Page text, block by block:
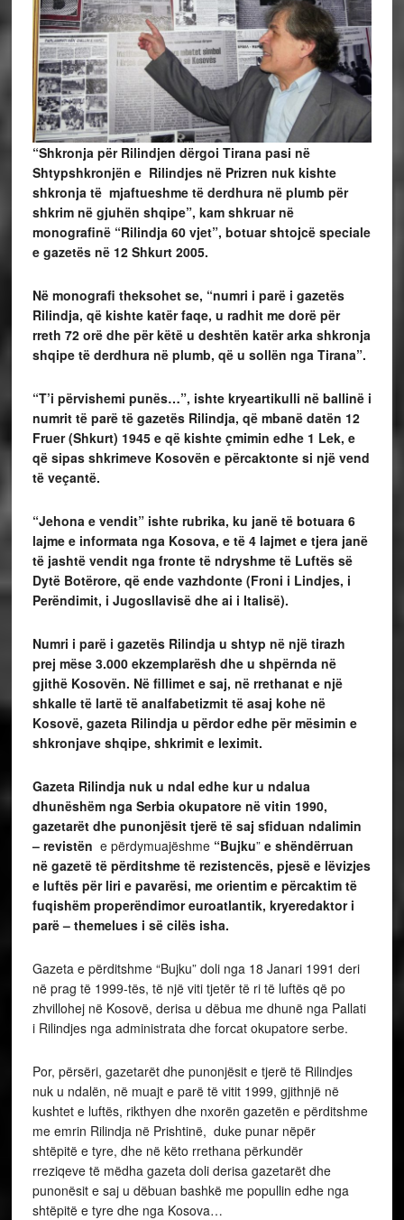
“Shkronja për Rilindjen dërgoi Tirana pasi në
Shtypshkronjën e Rilindjes në Prizren nuk kishte
shkronja të mjaftueshme të derdhura në plumb për
shkrim në gjuhën shqipe”, kam shkruar në
monografinë “Rilindja 60 vjet”, botuar shtojcë speciale
e gazetës në 12 Shkurt 2005.
Në monografi theksohet se, “numri i parë i gazetës
Rilindja, që kishte katër faqe, u radhit me dorë për
rreth 72 orë dhe për këtë u deshtën katër arka shkronja
shqipe të derdhura në plumb, që u sollën nga Tirana”.
“T’i përvishemi punës…”, ishte kryeartikulli në ballinë i
numrit të parë të gazetës Rilindja, që mbanë datën 12
Fruer (Shkurt) 1945 e që kishte çmimin edhe 1 Lek, e
që sipas shkrimeve Kosovën e përcaktonte si një vend
të veçantë.
“Jehona e vendit” ishte rubrika, ku janë të botuara 6
lajme e informata nga Kosova, e të 4 lajmet e tjera janë
të jashtë vendit nga fronte të ndryshme të Luftës së
Dytë Botërore, që ende vazhdonte (Froni i Lindjes, i
Perëndimit, i Jugosllavisë dhe ai i Italisë).
Numri i parë i gazetës Rilindja u shtyp në një tirazh
prej mëse 3.000 ekzemplarësh dhe u shpërnda në
gjithë Kosovën. Në fillimet e saj, në rrethanat e një
shkalle të lartë të analfabetizmit të asaj kohe në
Kosovë, gazeta Rilindja u përdor edhe për mësimin e
shkronjave shqipe, shkrimit e leximit.
Gazeta Rilindja nuk u ndal edhe kur u ndalua
dhunëshëm nga Serbia okupatore në vitin 1990,
gazetarët dhe punonjësit tjerë të saj sfiduan ndalimin
– revistën e përdymuajëshme “Bujku”e shëndërruan
në gazetë të përditshme të rezistencës, pjesë e lëvizjes
e luftës për liri e pavarësi, me orientim e përcaktim të
fuqishëm properëndimor euroatlantik, kryeredaktor i
parë – themelues i së cilës isha.
Gazeta e përditshme “Bujku” doli nga 18 Janari 1991 deri
në prag të 1999-tës, të një viti tjetër të ri të luftës që po
zhvillohej në Kosovë, derisa u dëbua me dhunë nga Pallati
i Rilindjes nga administrata dhe forcat okupatore serbe.
Por, përsëri, gazetarët dhe punonjësit e tjerë të Rilindjes
nuk u ndalën, në muajt e parë të vitit 1999, gjithnjë në
kushtet e luftës, rikthyen dhe nxorën gazetën e përditshme
me emrin Rilindja në Prishtinë, duke punar nëpër
shtëpitë e tyre, dhe në këto rrethana përkundër
rreziqeve të mëdha gazeta doli derisa gazetarët dhe
punonësit e saj u dëbuan bashkë me popullin edhe nga
shtëpitë e tyre dhe nga Kosova…